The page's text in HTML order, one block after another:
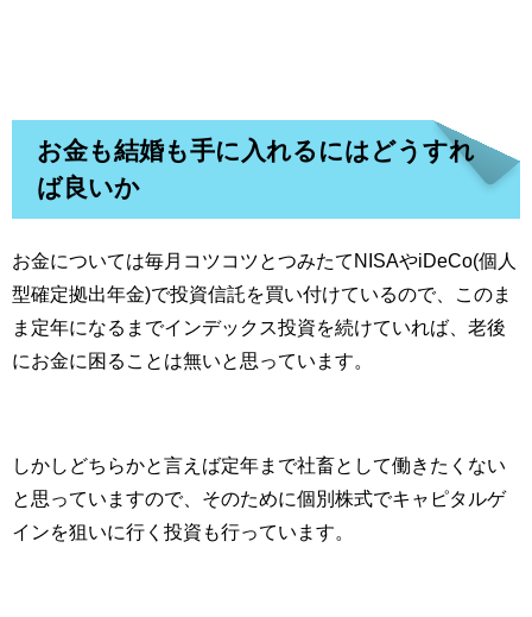
お金も結婚も手に入れるにはどうすれ
ば良いか
お金については毎月コツコツとつみたてNISAやiDeCo(個人
型確定拠出年金)で投資信託を買い付けているので、このま
ま定年になるまでインデックス投資を続けていれば、老後
にお金に困ることは無いと思っています。
しかしどちらかと言えば定年まで社畜として働きたくない
と思っていますので、そのために個別株式でキャピタルゲ
インを狙いに行く投資も行っています。